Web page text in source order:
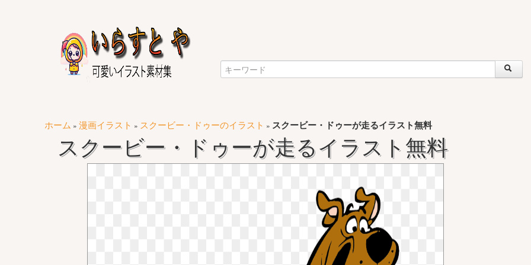
ホーム » 漫画イラスト » スクービー・ドゥーのイラスト » スクービー・ドゥーが走るイラスト無料
スクービー・ドゥーが走るイラスト無料